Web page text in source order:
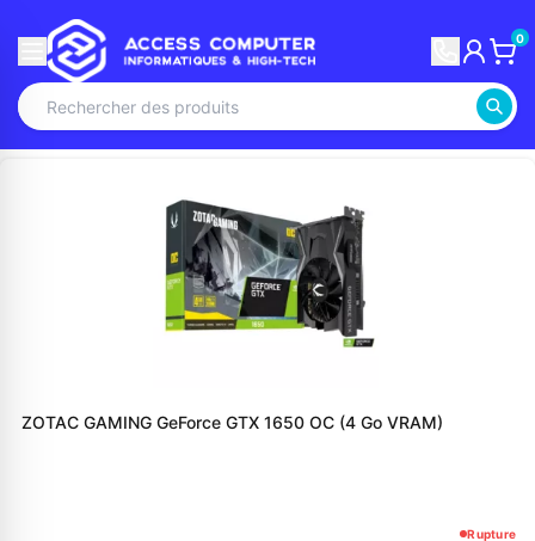
0
ZOTAC GAMING GeForce GTX 1650 OC (4 Go VRAM)
Rupture